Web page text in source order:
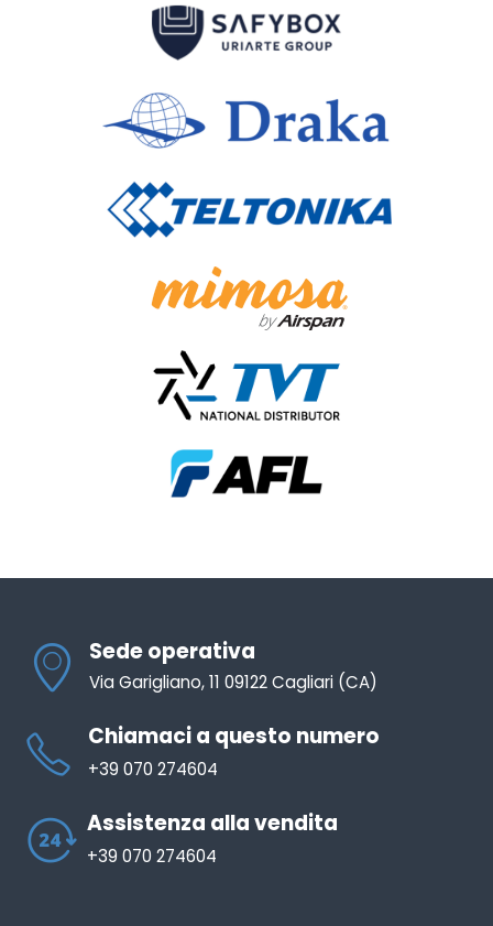
Sede operativa
Via Garigliano, 11 09122 Cagliari (CA)
Chiamaci a questo numero
+39 070 274604
Assistenza alla vendita
+39 070 274604